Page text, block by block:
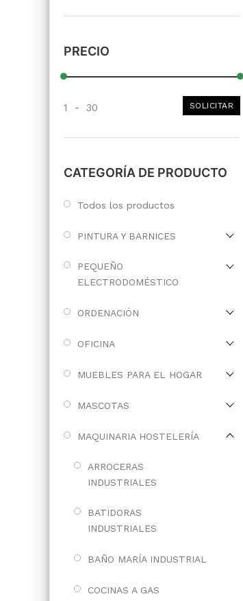
PRECIO
1 - 30 SOLICITAR
CATEGORÍA DE PRODUCTO
Todos los productos
PINTURA Y BARNICES
PEQUEÑO
ELECTRODOMÉSTICO
ORDENACIÓN
OFICINA
MUEBLES PARA EL HOGAR
MASCOTAS
MAQUINARIA HOSTELERÍA
ARROCERAS
INDUSTRIALES
BATIDORAS
INDUSTRIALES
BAÑO MARÍA INDUSTRIAL
COCINAS A GAS